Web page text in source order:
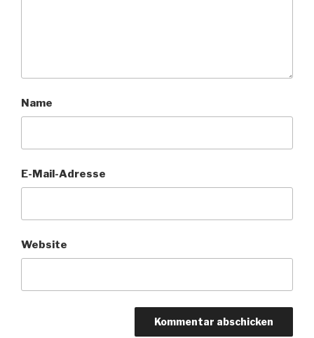
Name
E-Mail-Adresse
Website